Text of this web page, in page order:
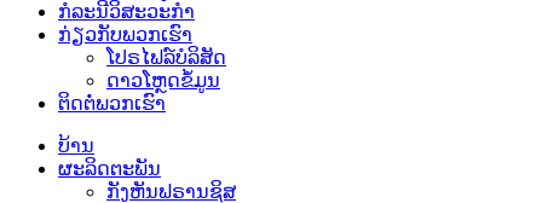
ກໍລະນີວິສະວະກຳ
ກ່ຽວກັບພວກເຮົາ
ໂປຣໄຟລ໌ບໍລິສັດ
ດາວໂຫຼດຂໍ້ມູນ
ຕິດຕໍ່ພວກເຮົາ
ບ້ານ
ຜະລິດຕະພັນ
ກັງຫັນຟຣານຊິສ